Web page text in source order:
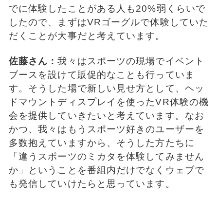
でに体験したことがある人も20%弱くらいで
したので、まずはVRゴーグルで体験していた
だくことが大事だと考えています。
佐藤さん：我々はスポーツの現場でイベント
ブースを設けて販促的なことも行っていま
す。そうした場で新しい見せ方として、ヘッ
ドマウントディスプレイを使ったVR体験の機
会を提供していきたいと考えています。なお
かつ、我々はもうスポーツ好きのユーザーを
多数抱えていますから、そうした方たちに
「違うスポーツのミカタを体験してみません
か」ということを番組内だけでなくウェブで
も発信していけたらと思っています。